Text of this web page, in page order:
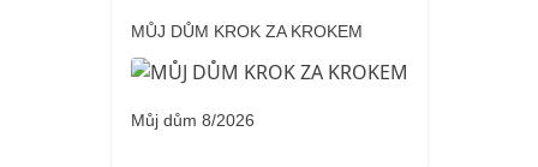
MŮJ DŮM KROK ZA KROKEM
Můj dům 8/2026